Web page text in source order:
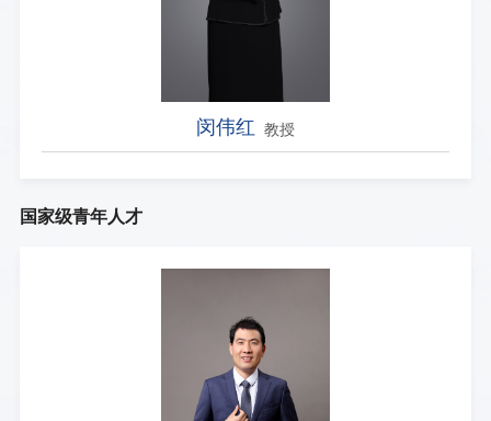
闵伟红 教授
国家级青年人才